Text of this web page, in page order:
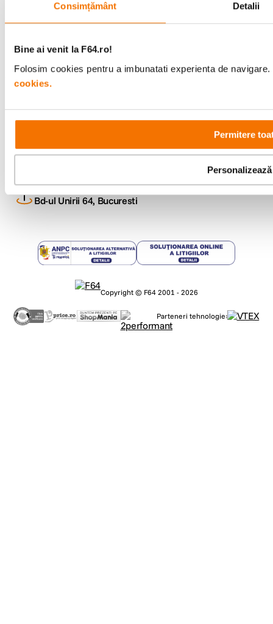
Consimțământ Detalii
Bine ai venit la F64.ro!
Folosim cookies pentru a imbunatati experienta de
cookies.
Permitere
Personalizează
Urmareste-ne
+40 21 270 0050
Showroom
Bd-ul Unirii 64, Bucuresti
Copyright © F64 2001 - 2026
Parteneri tehnologie: